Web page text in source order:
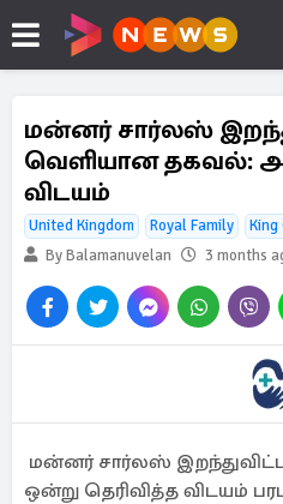
மன்னர் சார்லஸ்
வெளியான தகவல்:
விடயம்
United Kingdom Royal Family
King
By Balamanuvelan
3 months
மன்னர் சார்லஸ்
ஒன்று தெரிவித்த விடயம்